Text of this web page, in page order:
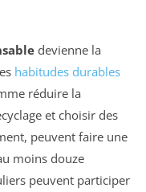
devienne la
habitudes durables
réduire la
et choisir des
peuvent faire une
moins douze
peuvent participer